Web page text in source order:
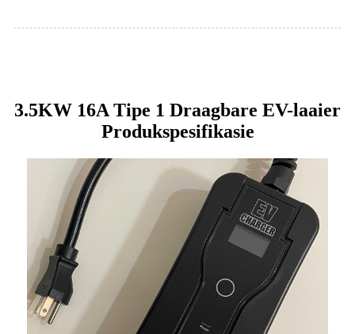
3.5KW 16A Tipe 1 Draagbare EV-laaier
Produkspesifikasie